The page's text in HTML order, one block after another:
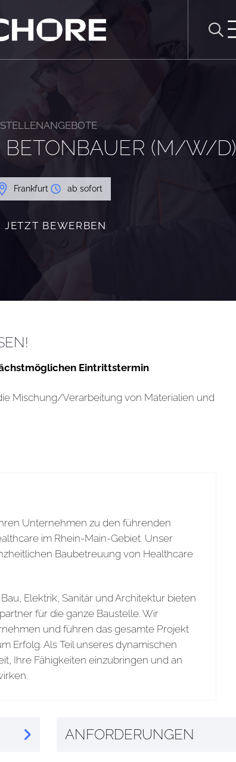
STELLENANGEBOTE
BETONBAUER (M/W/D)
Frankfurt ab sofort
JETZT BEWERBEN
Eintrittstermin.
Mischung/Verarbeitung von Materialien und
Unternehmen zu den führenden
im Rhein-Main-Gebiet. Unser
Baubetreuung von Healthcare
Elektrik, Sanitär und Architektur bieten
für die ganze Baustelle. Wir
und führen das gesamte Projekt
Erfolg. Als Teil unseres dynamischen
Ihre Fähigkeiten einzubringen und an
ANFORDERUNGEN